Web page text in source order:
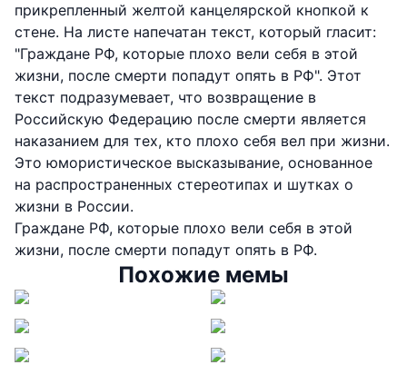
прикрепленный желтой канцелярской кнопкой к
стене. На листе напечатан текст, который гласит:
"Граждане РФ, которые плохо вели себя в этой
жизни, после смерти попадут опять в РФ". Этот
текст подразумевает, что возвращение в
Российскую Федерацию после смерти является
наказанием для тех, кто плохо себя вел при жизни.
Это юмористическое высказывание, основанное
на распространенных стереотипах и шутках о
жизни в России.
Граждане РФ, которые плохо вели себя в этой
жизни, после смерти попадут опять в РФ.
Похожие мемы